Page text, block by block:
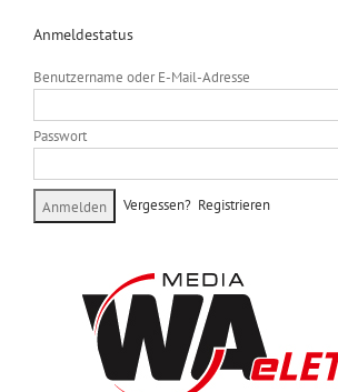
Anmeldestatus
Benutzername oder E-Mail-Adresse
Passwort
Vergessen? Registrieren